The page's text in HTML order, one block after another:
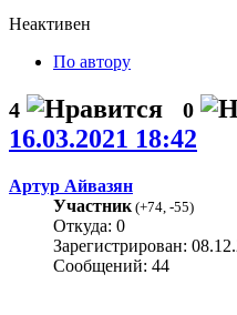
Неактивен
По автору
4 0
16.03.2021 18:42
Артур Айвазян
Участник (+74 -55)
Откуда: 0
Зарегистрирован:
Сообщений: 44